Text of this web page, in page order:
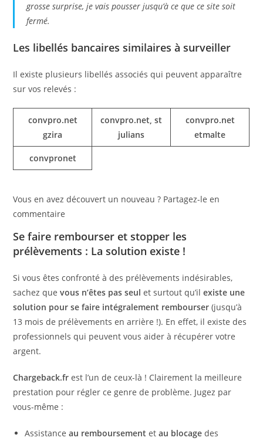
grosse surprise, je vais pousser jusqu’à ce que ce site soit
fermé.
Les libellés bancaires similaires à surveiller
Il existe plusieurs libellés associés qui peuvent apparaître
sur vos relevés :
convpro.net
gzira
convpro.net, st
julians
convpro.net
etmalte
convpronet
Vous en avez découvert un nouveau ? Partagez-le en
commentaire
Se faire rembourser et stopper les
prélèvements : La solution existe !
Si vous êtes confronté à des prélèvements indésirables,
sachez quevous n’êtes pas seul et surtout qu’ilexiste une
solution pour se faire intégralement rembourser (jusqu’à
13 mois de prélèvements en arrière !). En effet, il existe des
professionnels qui peuvent vous aider à récupérer votre
argent.
Chargeback.fr est l’un de ceux-là ! Clairement la meilleure
prestation pour régler ce genre de problème. Jugez par
vous-même :
Assistanceau remboursement etau blocage des